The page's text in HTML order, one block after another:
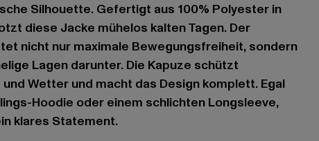
Silhouette. Gefertigt aus 100% Polyester in
diese Jacke mühelos kalten Tagen. Der
nicht nur maximale Bewegungsfreiheit, sondern
Lagen darunter. Die Kapuze schützt
Wetter und macht das Design komplett. Egal
Hoodie oder einem schlichten Longsleeve,
klares Statement.